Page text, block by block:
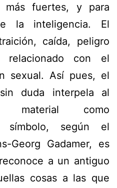
más fuertes, y para
la inteligencia. El
caída, peligro
con el
sexual. Así pues, el
duda interpela al
material como
símbolo, según el
Georg Gadamer, es
a un antiguo
cosas a las que